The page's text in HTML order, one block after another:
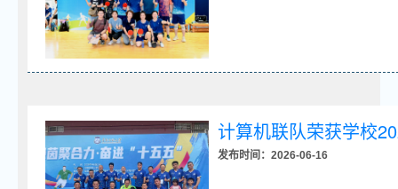
计算机联队荣获学校
发布时间：2026-06-16